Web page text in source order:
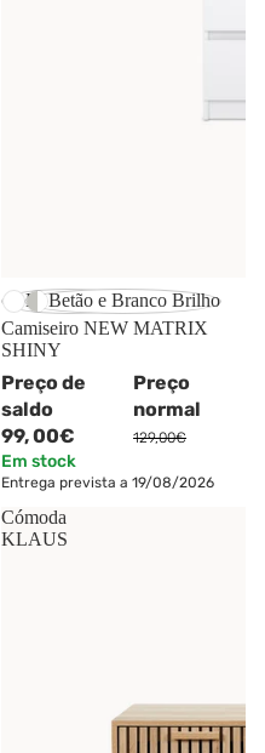
-23%
Branco Brilho
Betão e Branco Brilho
Camiseiro NEW MATRIX
SHINY
Preço de
saldo
99,00€
Preço
normal
129,00€
Em stock
Entrega prevista a 19/08/2026
Cómoda
KLAUS